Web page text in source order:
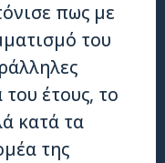
πως με
του
του έτους, το
κατά τα
της